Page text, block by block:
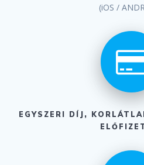
(iOS /
EGYSZERI DÍJ,